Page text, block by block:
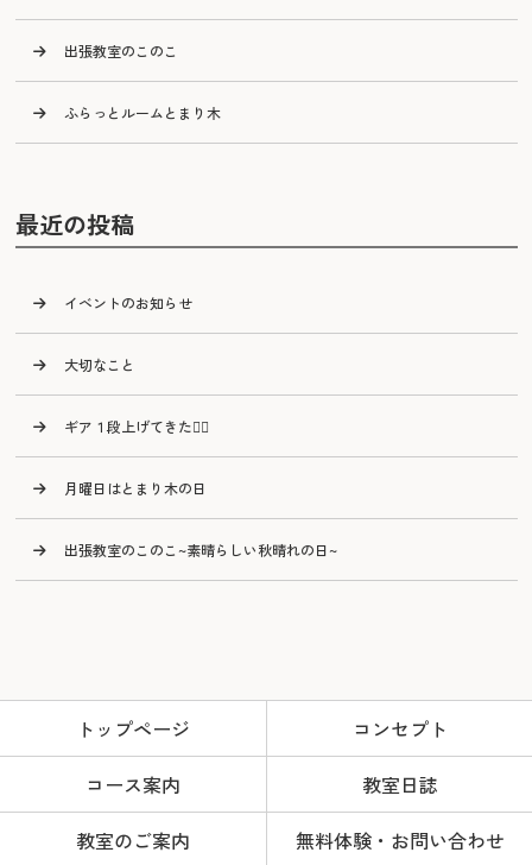
出張教室のこのこ
ふらっとルームとまり木
最近の投稿
イベントのお知らせ
大切なこと
ギア１段上げてきた🙂‍↕️
月曜日はとまり木の日
出張教室のこのこ~素晴らしい秋晴れの日~
トップページ
コンセプト
コース案内
教室日誌
教室のご案内
無料体験・お問い合わせ